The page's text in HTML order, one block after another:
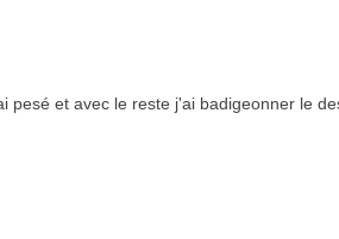
pesé et avec le reste j'ai badigeonner le